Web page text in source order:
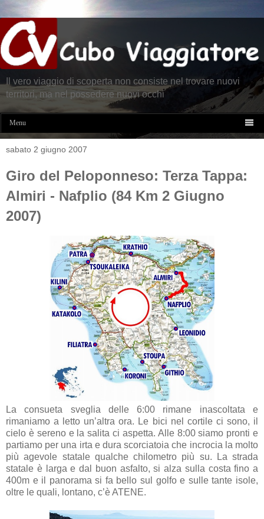
Il vero viaggio di scoperta non consiste nel trovare nuovi
territori, ma nel possedere nuovi occhi
Menu 
sabato 2 giugno 2007
Giro del Peloponneso: Terza Tappa:
Almiri - Nafplio (84 Km 2 Giugno
2007)
La consueta sveglia delle 6:00 rimane inascoltata e
rimaniamo a letto un’altra ora. Le bici nel cortile ci sono, il
cielo è sereno e la salita ci aspetta. Alle 8:00 siamo pronti e
partiamo per una irta e dura scorciatoia che incrocia la molto
più agevole statale qualche chilometro più su. La strada
statale è larga e dal buon asfalto, si alza sulla costa fino a
400m e il panorama si fa bello sul golfo e sulle tante isole,
oltre le quali, lontano, c’è ATENE.